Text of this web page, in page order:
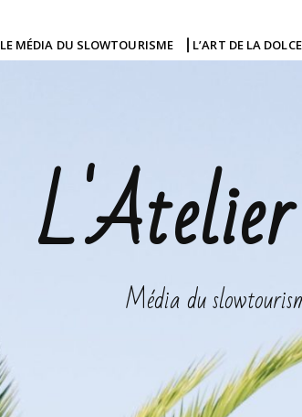
⎜LE MÉDIA DU SLOWTOURISME ⎜L’ART DE LA
Média du